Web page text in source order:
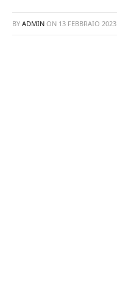
BY ADMIN ON 13 FEBBRAIO 2023